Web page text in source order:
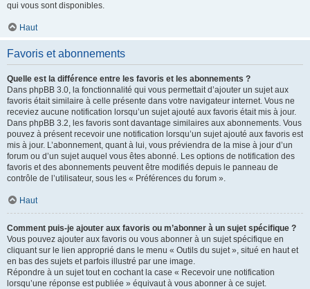
qui vous sont disponibles.
Haut
Favoris et abonnements
Quelle est la différence entre les favoris et les abonnements ?
Dans phpBB 3.0, la fonctionnalité qui vous permettait d’ajouter un sujet aux
favoris était similaire à celle présente dans votre navigateur internet. Vous ne
receviez aucune notification lorsqu’un sujet ajouté aux favoris était mis à jour.
Dans phpBB 3.2, les favoris sont davantage similaires aux abonnements. Vous
pouvez à présent recevoir une notification lorsqu’un sujet ajouté aux favoris est
mis à jour. L’abonnement, quant à lui, vous préviendra de la mise à jour d’un
forum ou d’un sujet auquel vous êtes abonné. Les options de notification des
favoris et des abonnements peuvent être modifiés depuis le panneau de
contrôle de l’utilisateur, sous les « Préférences du forum ».
Haut
Comment puis-je ajouter aux favoris ou m’abonner à un sujet spécifique ?
Vous pouvez ajouter aux favoris ou vous abonner à un sujet spécifique en
cliquant sur le lien approprié dans le menu « Outils du sujet », situé en haut et
en bas des sujets et parfois illustré par une image.
Répondre à un sujet tout en cochant la case « Recevoir une notification
lorsqu’une réponse est publiée » équivaut à vous abonner à ce sujet.